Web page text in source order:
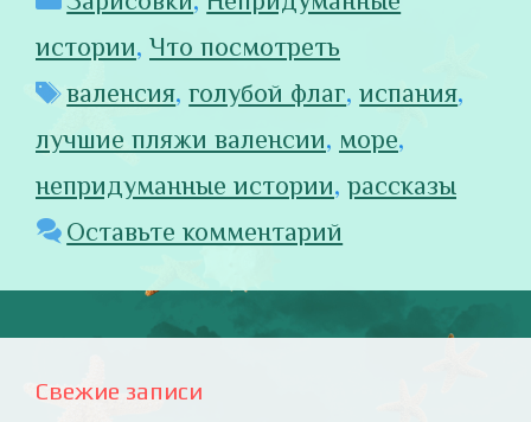
истории, Что посмотреть
Метки
валенсия,голубой флаг,испания,
лучшие пляжи валенсии, море,
непридуманные истории, рассказы
Оставьте комментарий
Свежие записи